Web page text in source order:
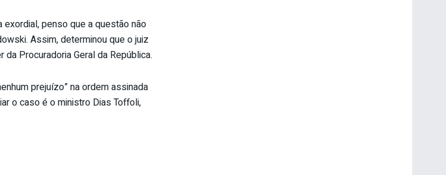
penso que a questão não
Assim, determinou que o juiz
Procuradoria Geral da República.
prejuízo” na ordem assinada
o caso é o ministro Dias Toffoli,